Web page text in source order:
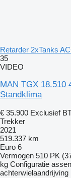
Retarder 2xTanks
35
VIDEO
MAN TGX 18.510
Standklima
€ 35.900 Exclusief
Trekker
2021
519.337 km
Euro 6
Vermogen 510 PK
kg Configuratie assen
achterwielaandrijving